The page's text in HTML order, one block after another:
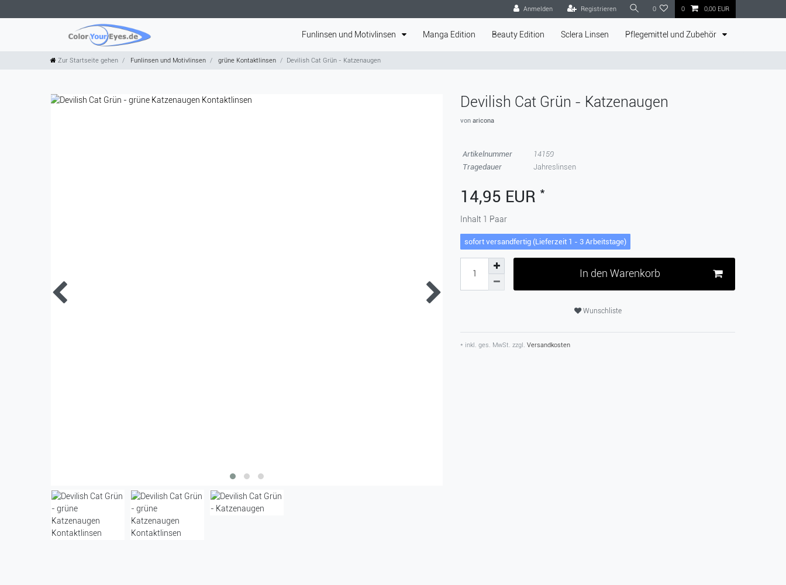
Anmelden Registrieren 0 0 0,00 EUR
Funlinsen und Motivlinsen Manga Edition Beauty Edition Sclera Linsen Pflegemittel und Zubehör
Zur Startseite gehen Funlinsen und Motivlinsen grüne Kontaktlinsen Devilish Cat Grün - Katzenaugen
Devilish Cat Grün - Katzenaugen
von aricona
Artikelnummer
14159
Tragedauer
Jahreslinsen
14,95 EUR *
Inhalt 1 Paar
sofort versandfertig (Lieferzeit 1 - 3 Arbeitstage)
In den Warenkorb
Wunschliste
* inkl. ges. MwSt. zzgl. Versandkosten